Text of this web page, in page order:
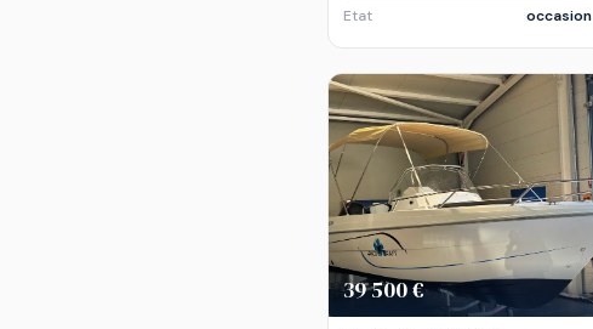
Etat
occasion
39 500 €